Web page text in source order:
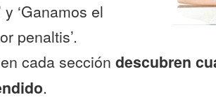
y ‘Ganamos el
penaltis’.
cada sección descubren
.